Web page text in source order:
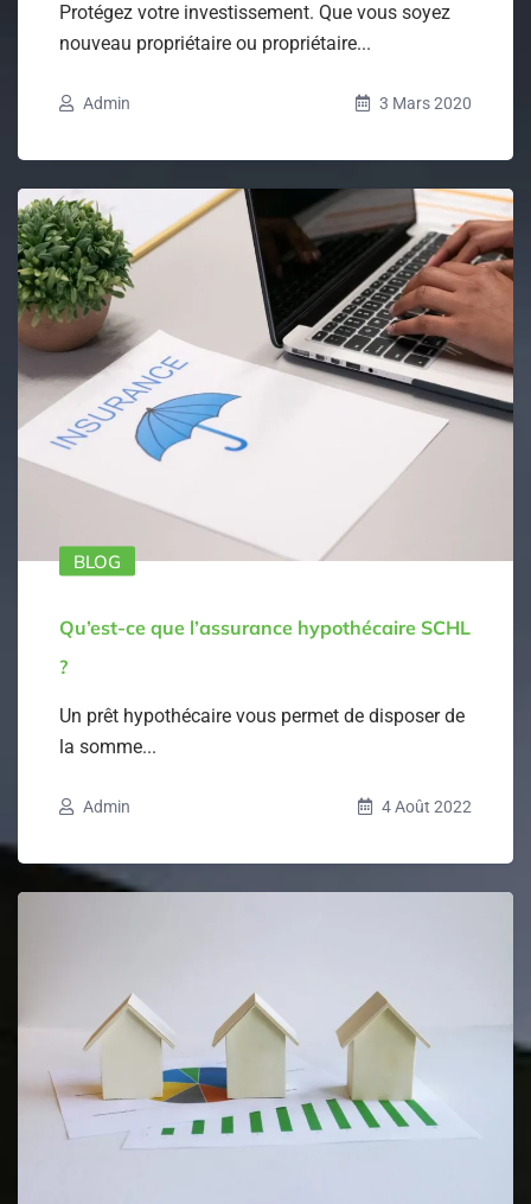
Protégez votre investissement. Que vous soyez
nouveau propriétaire ou propriétaire...
Admin 3 Mars 2020
BLOG
Qu’est-ce que l’assurance hypothécaire SCHL
?
Un prêt hypothécaire vous permet de disposer de
la somme...
Admin 4 Août 2022